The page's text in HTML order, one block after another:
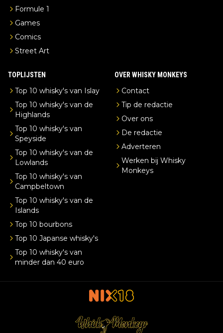
Formule 1
Games
Comics
Street Art
TOPLIJSTEN
Top 10 whisky's van Islay
Top 10 whisky's van de
Highlands
Top 10 whisky's van
Speyside
Top 10 whisky's van de
Lowlands
Top 10 whisky's van
Campbeltown
Top 10 whisky's van de
Islands
Top 10 bourbons
Top 10 Japanse whisky's
Top 10 whisky's van
minder dan 40 euro
OVER WHISKY MONKEYS
Contact
Tip de redactie
Over ons
De redactie
Adverteren
Werken bij Whisky
Monkeys